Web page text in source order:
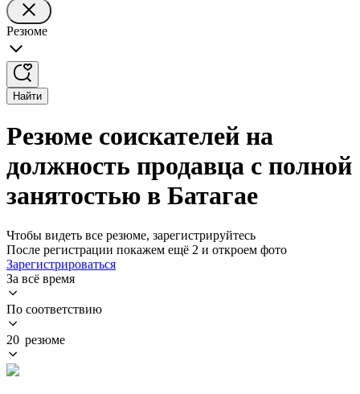
Резюме
Найти
Резюме соискателей на
должность продавца с полной
занятостью в Батагае
Чтобы видеть все резюме, зарегистрируйтесь
После регистрации покажем ещё 2 и откроем фото
Зарегистрироваться
За всё время
По соответствию
20 резюме